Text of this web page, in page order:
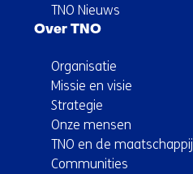
TNO Nieuws
Over TNO
Organisatie
Missie en visie
Strategie
Onze mensen
TNO en de maatschappij
Communities